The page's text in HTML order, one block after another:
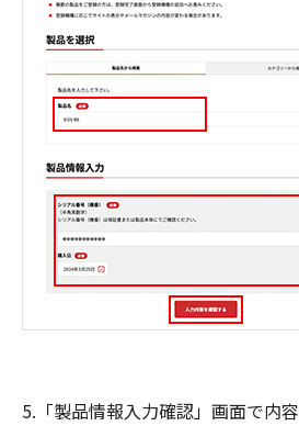
5.「製品情報入力確認」画面で内